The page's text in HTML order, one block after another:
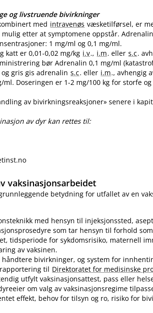
og livstruende bivirkninger
med intravenøs væsketilførsel, er
mulig etter at symptomene oppstår.
1 mg/ml og 0,1 mg​/​ml.
katt er 0,01-0,02 mg/kg i.v., i.m. eller s.c.
bør Adrenalin 0,1 mg/ml
gris gis adrenalin s.c. eller i.m., avhengig
​ml. Doseringen er 1-2 mg/100 kg for storfe
av bivirkningsreaksjoner» senere i
av dyr kan rettes til:
vaksinasjonsarbeidet
betydning for utfallet av en
med hensyn til injeksjonssted,
som tar hensyn til forhold
tidsperiode for sykdomsrisiko, maternell
av vaksinen.
håndtere bivirkninger, og system for
til Direktoratet for medisinske
utfylt vaksinasjonsattest, pass eller
om valg av vaksinasjonsregime
effekt, behov for tilsyn og ro, risiko for